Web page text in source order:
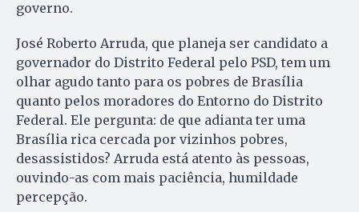
governo.
José Roberto Arruda, que planeja ser candidato a
governador do Distrito Federal pelo PSD, tem um
olhar agudo tanto para os pobres de Brasília
quanto pelos moradores do Entorno do Distrito
Federal. Ele pergunta: de que adianta ter uma
Brasília rica cercada por vizinhos pobres,
desassistidos? Arruda está atento às pessoas,
ouvindo-as com mais paciência, humildade
percepção.